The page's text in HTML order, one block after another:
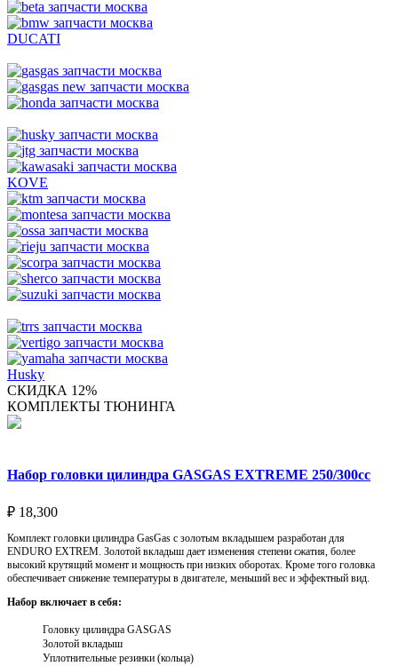
DUCATI
KOVE
Husky
СКИДКА 12%
КОМПЛЕКТЫ ТЮНИНГА
Набор головки цилиндра GASGAS EXTREME 250/300cc
₽ 18,300
Комплект головки цилиндра GasGas с золотым вкладышем разработан для
ENDURO EXTREM. Золотой вкладыш дает изменения степени сжатия, более
высокий крутящий момент и мощность при низких оборотах. Кроме того головка
обеспечивает снижение температуры в двигателе, меньший вес и эффектный вид.
Набор включает в себя:
Головку цилиндра GASGAS
Золотой вкладыш
Уплотнительные резинки (кольца)